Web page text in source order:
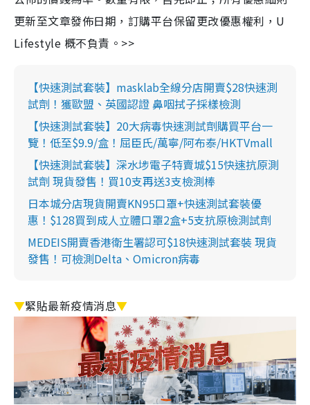
更新至文章發佈日期，訂購平台保留更改優惠權利，U
Lifestyle 概不負責。>>
【快速測試套裝】masklab全線分店開賣$28快速測
試劑！獲歐盟、英國認證 鼻咽拭子採樣檢測
【快速測試套裝】20大病毒快速測試劑購買平台一
覽！低至$9.9/盒！屈臣氏/萬寧/阿布泰/HKTVmall
【快速測試套裝】深水埗電子特賣城$15快速抗原測
試劑 現貨發售！買10支再送3支檢測棒
日本城分店現貨開賣KN95口罩+快速測試套裝優
惠！$128買到成人立體口罩2盒+5支抗原檢測試劑
MEDEIS開賣香港衛生署認可$18快速測試套裝 現貨
發售！可檢測Delta、Omicron病毒
▼緊貼最新疫情消息▼